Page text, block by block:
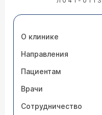
О клинике
Направления
Пациентам
Врачи
Сотрудничество